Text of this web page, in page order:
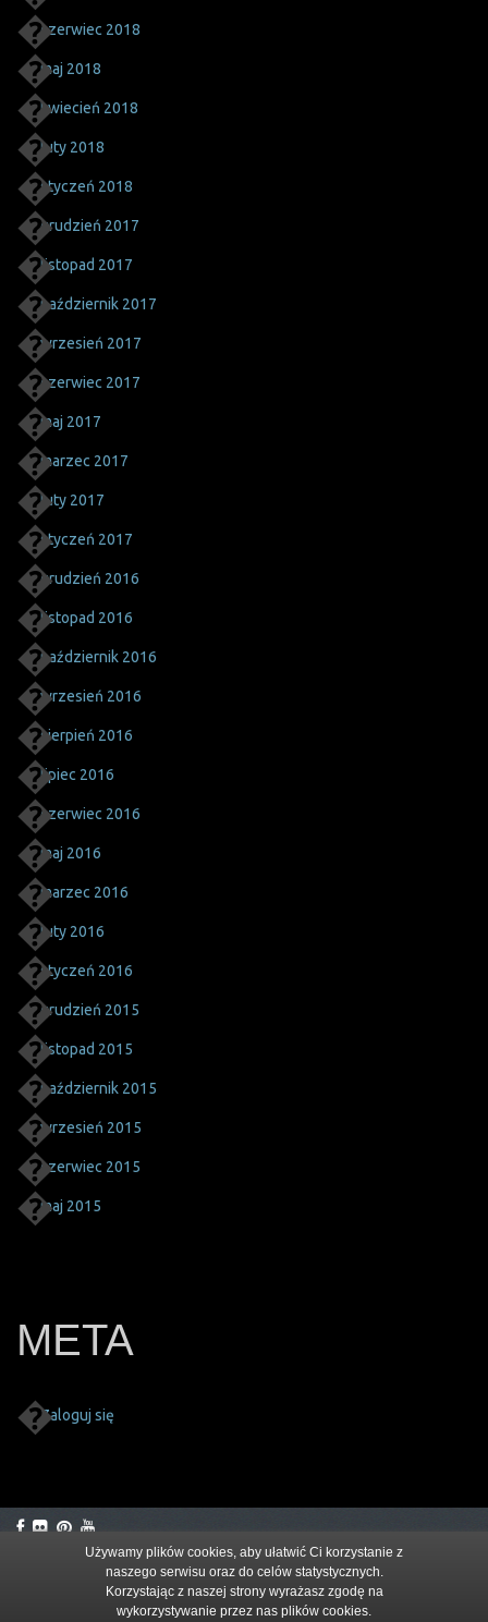
czerwiec 2018
maj 2018
kwiecień 2018
luty 2018
styczeń 2018
grudzień 2017
listopad 2017
październik 2017
wrzesień 2017
czerwiec 2017
maj 2017
marzec 2017
luty 2017
styczeń 2017
grudzień 2016
listopad 2016
październik 2016
wrzesień 2016
sierpień 2016
lipiec 2016
czerwiec 2016
maj 2016
marzec 2016
luty 2016
styczeń 2016
grudzień 2015
listopad 2015
październik 2015
wrzesień 2015
czerwiec 2015
maj 2015
META
Zaloguj się
Używamy plików cookies, aby ułatwić Ci korzystanie z
naszego serwisu oraz do celów statystycznych.
Korzystając z naszej strony wyrażasz zgodę na
wykorzystywanie przez nas plików cookies.